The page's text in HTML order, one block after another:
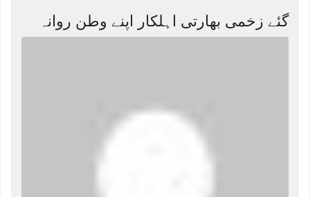
گئے زخمی بھارتی اہلکار اپنے وطن روانہ